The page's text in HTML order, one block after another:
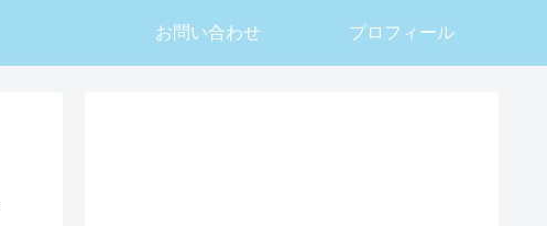
お問い合わせ プロフィール